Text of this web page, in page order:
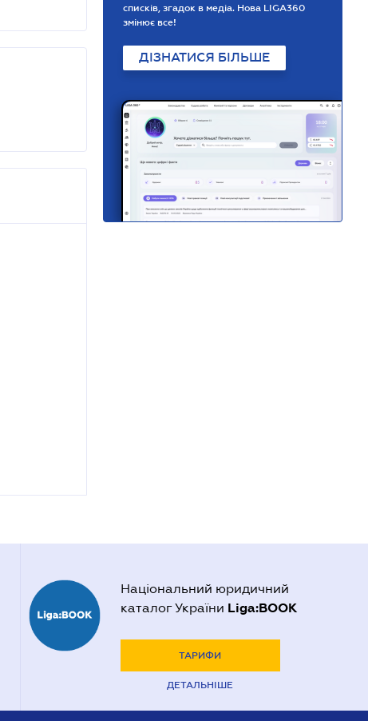
списків, згадок в медіа. Нова LIGA360
змінює все!
ДІЗНАТИСЯ БІЛЬШЕ
Національний юридичний
каталог України Liga:BOOK
ТАРИФИ
ДЕТАЛЬНІШЕ